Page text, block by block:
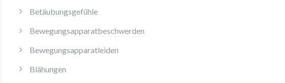
Betäubungsgefühle
Bewegungsapparatbeschwerden
Bewegungsapparatleiden
Blähungen